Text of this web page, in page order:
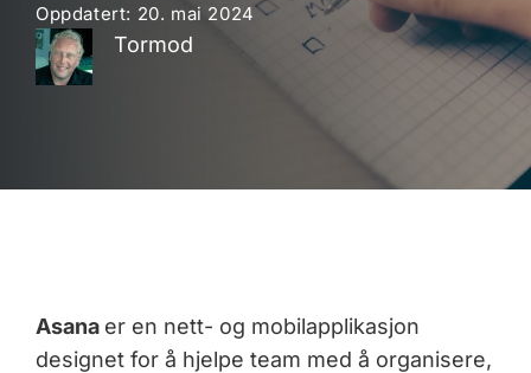
Oppdatert: 20. mai 2024
Tormod
Asana er en nett- og mobilapplikasjon
designet for å hjelpe team med å organisere,